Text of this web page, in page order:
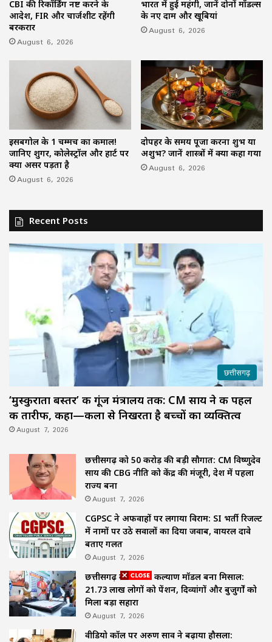
CBI की रिकॉर्डिंग नष्ट करने के
आदेश, FIR और चार्जशीट रहेंगी
बरकरार
August 6, 2026
भारत में हुई महंगी, जानें दोनों मॉडल्स
के नए दाम और खूबियां
August 6, 2026
इसबगोल के 1 चम्मच का कमाल!
जानिए शुगर, कोलेस्ट्रॉल और हार्ट पर
क्या असर पड़ता है
August 6, 2026
दोपहर के समय पूजा करना शुभ या
अशुभ? जानें शास्त्रों में क्या कहा गया
August 6, 2026
Recent Posts
छत्तीसगढ़
‘मुस्कुराता बस्तर’ की गूंज मंत्रालय तक: CM साय ने की पहल
की तारीफ, कहा—कला से निखरता है बच्चों का व्यक्तित्व
August 7, 2026
छत्तीसगढ़ को 50 करोड़ की बड़ी सौगात: CM विष्णुदेव
साय की CBG नीति को केंद्र की मंजूरी, देश में पहला
राज्य बना
August 7, 2026
CGPSC ने अफवाहों पर लगाया विराम: SI भर्ती रिजल्ट
में नामों पर उठे सवालों का दिया जवाब, वायरल दावे
बताए गलत
August 7, 2026
छत्तीसगढ़ का समाज कल्याण मॉडल बना मिसाल:
21.73 लाख लोगों को पेंशन, दिव्यांगों और बुजुर्गों को
मिला बड़ा सहारा
August 7, 2026
वीडियो कॉल पर अरुण साव ने बढ़ाया हौसला: